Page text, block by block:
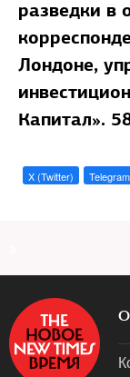
разведки в
Лондоне,
Капитал».
X (Twitter) Telegram